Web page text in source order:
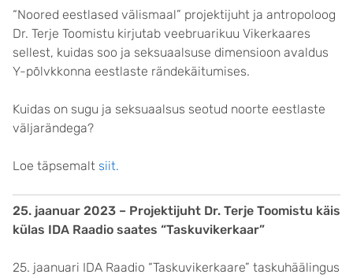
“Noored eestlased välismaal” projektijuht ja antropoloog
Dr. Terje Toomistu kirjutab veebruarikuu Vikerkaares
sellest, kuidas soo ja seksuaalsuse dimensioon avaldus
Y-põlvkkonna eestlaste rändekäitumises.
Kuidas on sugu ja seksuaalsus seotud noorte eestlaste
väljarändega?
Loe täpsemalt siit.
25. jaanuar 2023 – Projektijuht Dr. Terje Toomistu käis
külas IDA Raadio saates “Taskuvikerkaar”
25. jaanuari IDA Raadio “Taskuvikerkaare” taskuhäälingus